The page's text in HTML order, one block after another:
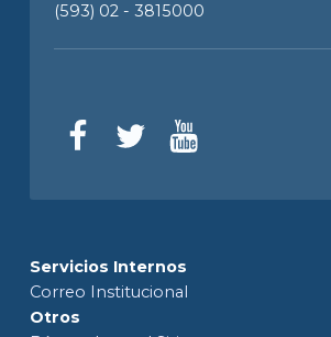
(593) 02 - 3815000
Servicios Internos
Correo Institucional
Otros